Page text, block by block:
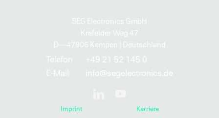
SEG Electronics GmbH
Krefelder Weg 47
D—47906 Kempen | Deutschland
Telefon
+49 21 52 145 0
E-Mail
info@segelectronics.de
Imprint Karriere